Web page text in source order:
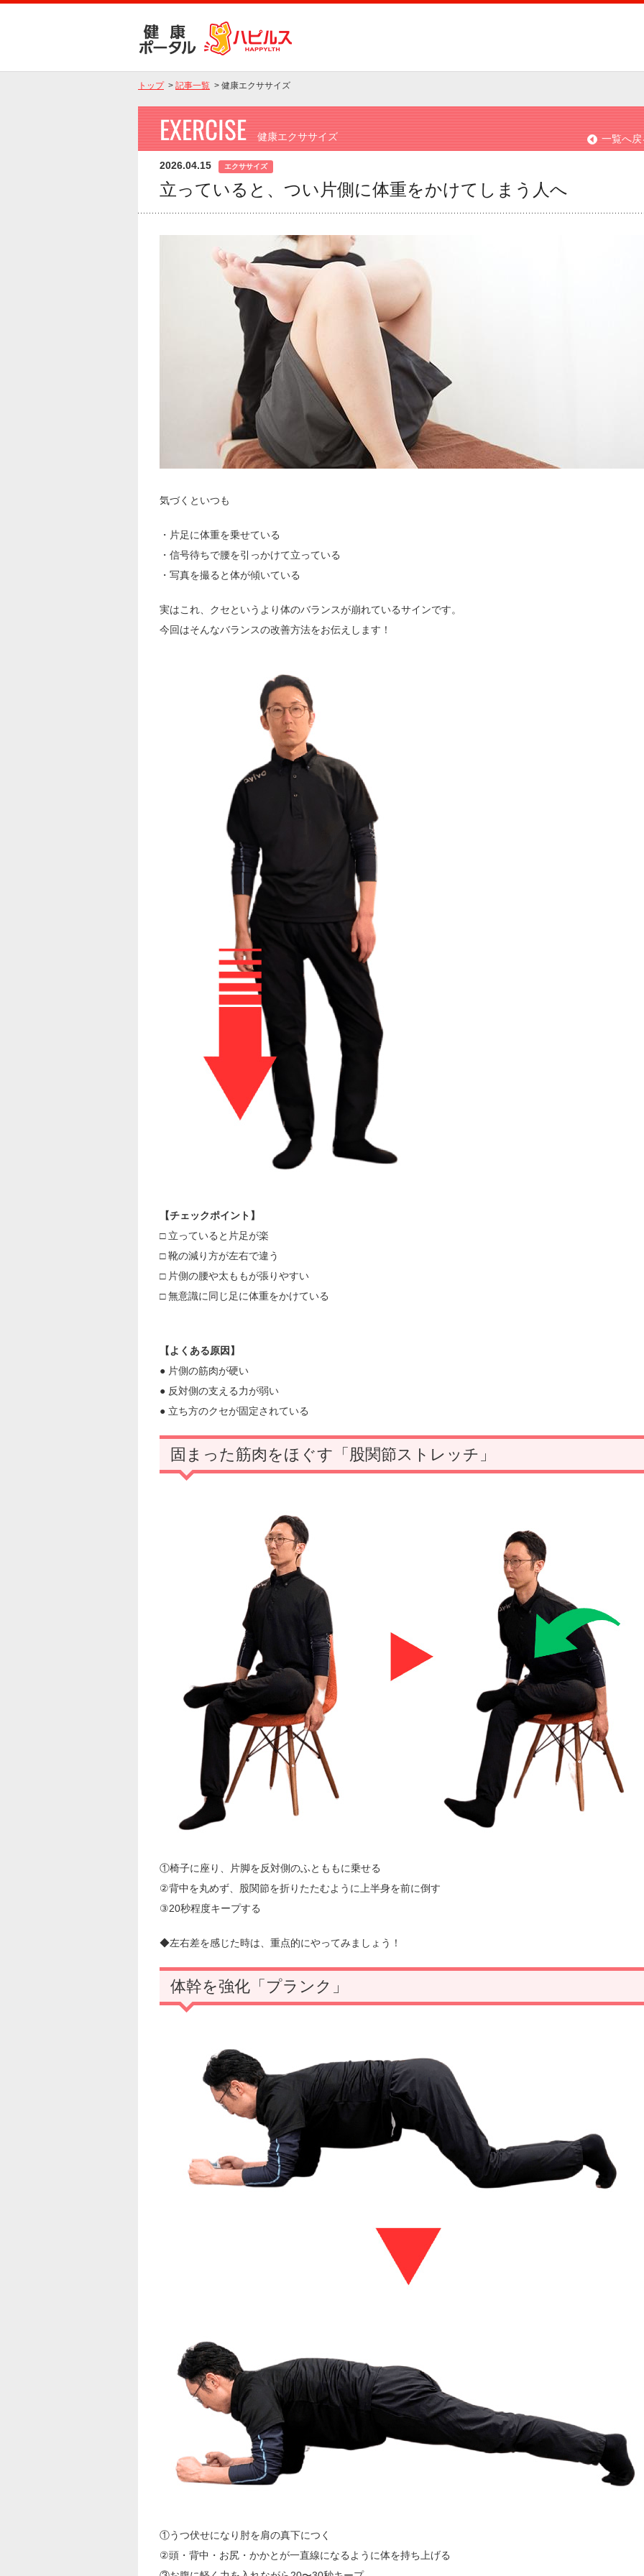
トップ > 記事一覧 > 健康エクササイズ
EXERCISE 健康エクササイズ 一覧へ戻
2026.04.15 エクササイズ
立っていると、つい片側に体重をかけてしまう人へ
気づくといつも
・片足に体重を乗せている
・信号待ちで腰を引っかけて立っている
・写真を撮ると体が傾いている
実はこれ、クセというより体のバランスが崩れているサインです。
今回はそんなバランスの改善方法をお伝えします！
【チェックポイント】
□ 立っていると片足が楽
□ 靴の減り方が左右で違う
□ 片側の腰や太ももが張りやすい
□ 無意識に同じ足に体重をかけている
【よくある原因】
● 片側の筋肉が硬い
● 反対側の支える力が弱い
● 立ち方のクセが固定されている
固まった筋肉をほぐす「股関節ストレッチ」
①椅子に座り、片脚を反対側のふとももに乗せる
②背中を丸めず、股関節を折りたたむように上半身を前に倒す
③20秒程度キープする
◆左右差を感じた時は、重点的にやってみましょう！
体幹を強化「プランク」
①うつ伏せになり肘を肩の真下につく
②頭・背中・お尻・かかとが一直線になるように体を持ち上げる